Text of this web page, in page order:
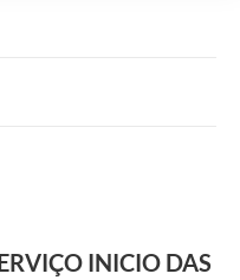
INICIO DAS